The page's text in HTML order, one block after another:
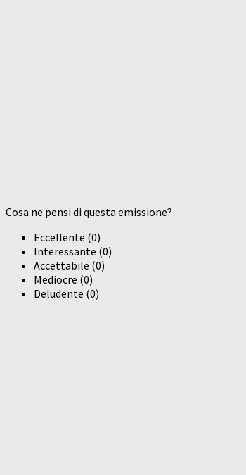
Cosa ne pensi di questa emissione?
Eccellente (0)
Interessante (0)
Accettabile (0)
Mediocre (0)
Deludente (0)